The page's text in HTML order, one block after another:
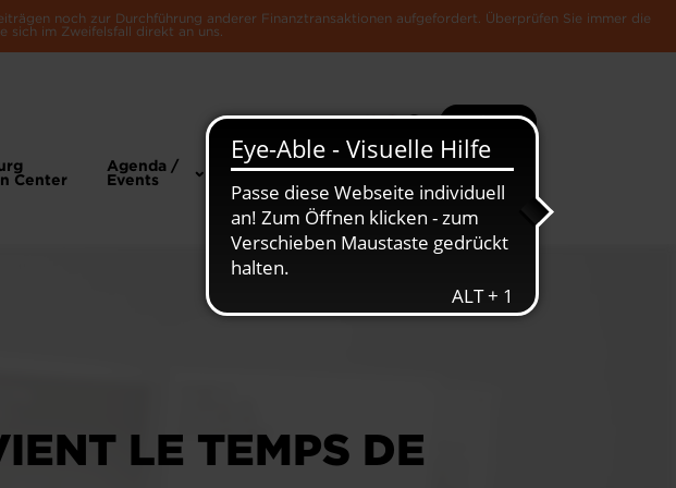
noch zur Durchführung anderer Finanztransaktionen aufgefordert. Überprüfen Sie immer die
sich im Zweifelsfall direkt an uns.
Suche Mehr
Center
Agenda /
Events
News &
Die Luxemburger
LE TEMPS DE